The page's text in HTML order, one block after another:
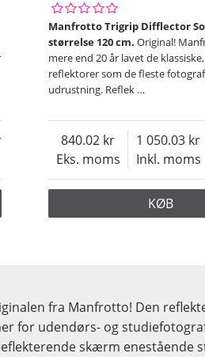
Manfrotto Trigrip Difflector
størrelse 120 cm. Original!
mere end 20 år lavet de
reflektorer som de fleste
udrustning. Reflek …
Eks. moms
840.02
Inkl. moms
1 050.03
KØB
fra Manfrotto! Den
for udendørs- og
skærm enestående